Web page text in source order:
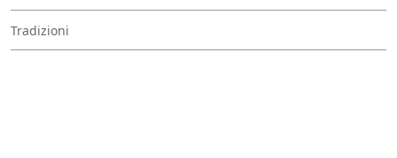
Tradizioni